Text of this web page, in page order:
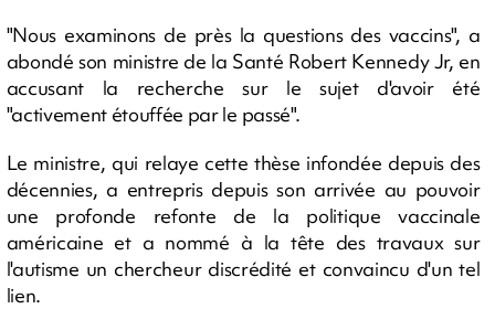
"Nous examinons de près la questions des vaccins", a
abondé son ministre de la Santé Robert Kennedy Jr, en
accusant la recherche sur le sujet d'avoir été
"activement étouffée par le passé".
Le ministre, qui relaye cette thèse infondée depuis des
décennies, a entrepris depuis son arrivée au pouvoir
une profonde refonte de la politique vaccinale
américaine et a nommé à la tête des travaux sur
l'autisme un chercheur discrédité et convaincu d'un tel
lien.